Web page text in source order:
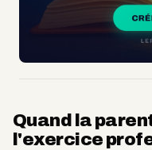
Quand la
l'exercice